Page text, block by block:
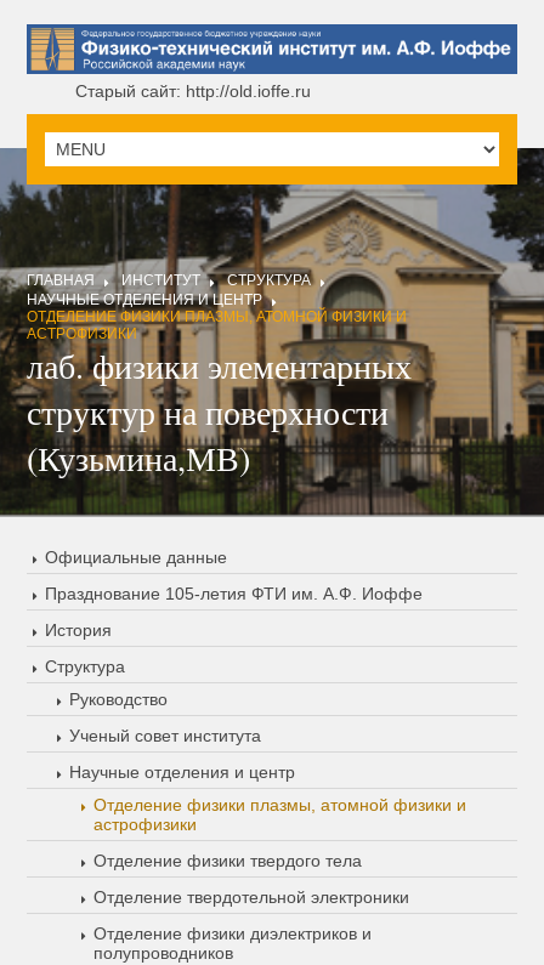
Старый сайт: http://old.ioffe.ru
ГЛАВНАЯ ИНСТИТУТ
СТРУКТУРА
НАУЧНЫЕ ОТДЕЛЕНИЯ И ЦЕНТР
ОТДЕЛЕНИЕ ФИЗИКИ ПЛАЗМЫ, АТОМНОЙ ФИЗИКИ И
АСТРОФИЗИКИ
лаб. физики элементарных
структур на поверхности
(Кузьмина,МВ)
Официальные данные
Празднование 105-летия ФТИ им. А.Ф. Иоффе
История
Структура
Руководство
Ученый совет института
Научные отделения и центр
Отделение физики плазмы, атомной физики и
астрофизики
Отделение физики твердого тела
Отделение твердотельной электроники
Отделение физики диэлектриков и
полупроводников